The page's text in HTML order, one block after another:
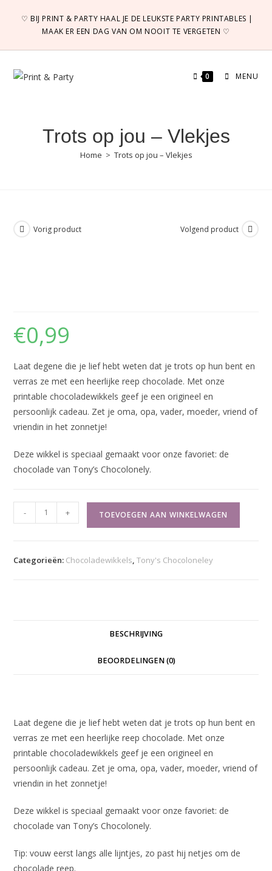
♡ BIJ PRINT & PARTY HAAL JE DE LEUKSTE PARTY PRINTABLES |
MAAK ER EEN DAG VAN OM NOOIT TE VERGETEN ♡
0 MENU
Trots op jou – Vlekjes
Home > Trots op jou – Vlekjes
Vorig product Volgend product
€0,99
Laat degene die je lief hebt weten dat je trots op hun bent en
verras ze met een heerlijke reep chocolade. Met onze
printable chocoladewikkels geef je een origineel en
persoonlijk cadeau. Zet je oma, opa, vader, moeder, vriend of
vriendin in het zonnetje!
Deze wikkel is speciaal gemaakt voor onze favoriet: de
chocolade van Tony’s Chocolonely.
op
- + TOEVOEGEN AAN WINKELWAGEN
Categorieën: Chocoladewikkels ,Tony's Chocoloneley
BESCHRIJVING
BEOORDELINGEN (0)
Laat degene die je lief hebt weten dat je trots op hun bent en
verras ze met een heerlijke reep chocolade. Met onze
printable chocoladewikkels geef je een origineel en
persoonlijk cadeau. Zet je oma, opa, vader, moeder, vriend of
vriendin in het zonnetje!
Deze wikkel is speciaal gemaakt voor onze favoriet: de
chocolade van Tony’s Chocolonely.
Tip: vouw eerst langs alle lijntjes, zo past hij netjes om de
chocolade reep.